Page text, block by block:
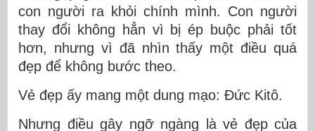
con người ra khỏi chính mình. Con người
thay đổi không hẳn vì bị ép buộc phải tốt
hơn, nhưng vì đã nhìn thấy một điều quá
đẹp để không bước theo.
Vẻ đẹp ấy mang một dung mạo: Đức Kitô.
Nhưng điều gây ngỡ ngàng là vẻ đẹp của